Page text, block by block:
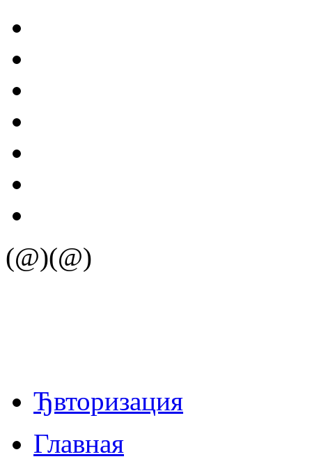
(@)(@)
Ђвторизация
Главная